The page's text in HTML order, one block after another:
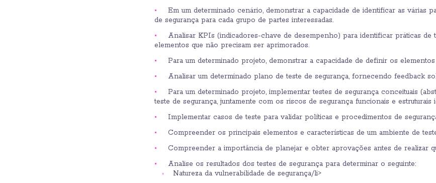
Em um determinado cenário, demonstrar a capacidade de identificar as várias
de segurança para cada grupo de partes interessadas.
Analisar KPIs (indicadores-chave de desempenho) para identificar práticas de
elementos que não precisam ser aprimorados.
Para um determinado projeto, demonstrar a capacidade de definir os
Analisar um determinado plano de teste de segurança, fornecendo feedback
Para um determinado projeto, implementar testes de segurança conceituais
teste de segurança, juntamente com os riscos de segurança funcionais e estruturais
Implementar casos de teste para validar políticas e procedimentos de
Compreender os principais elementos e características de um ambiente de
Compreender a importância de planejar e obter aprovações antes de realizar
Analise os resultados dos testes de segurança para determinar o seguinte:
Natureza da vulnerabilidade de segurança/li>